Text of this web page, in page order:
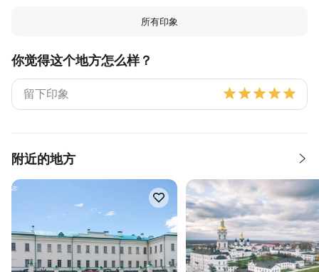
所有印象
你觉得这个地方怎么样？
附近的地方